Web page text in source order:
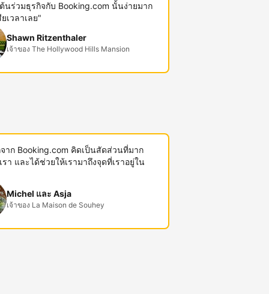
นร่วมธุรกิจกับ Booking.com นั้นง่ายมาก
เวลาเลย"
Shawn Ritzenthaler
เจ้าของ The Hollywood Hills Mansion
าก Booking.com คิดเป็นสัดส่วนที่มาก
า และได้ช่วยให้เรามาถึงจุดที่เราอยู่ใน
Michel และ Asja
เจ้าของ La Maison de Souhey